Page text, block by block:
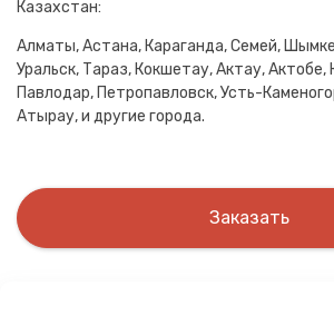
Казахстан:
Алматы, Астана, Караганда, Семей,
Уральск, Тараз, Кокшетау, Актау, Актобе,
Павлодар, Петропавловск, Усть-
Атырау, и другие города.
Заказать